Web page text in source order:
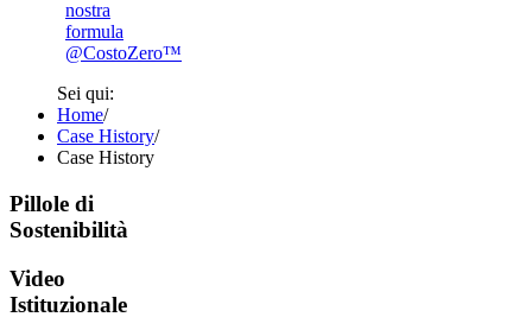
nostra
formula
@CostoZero™
Sei qui:
Home/
Case History/
Case History
Pillole di
Sostenibilità
Video
Istituzionale